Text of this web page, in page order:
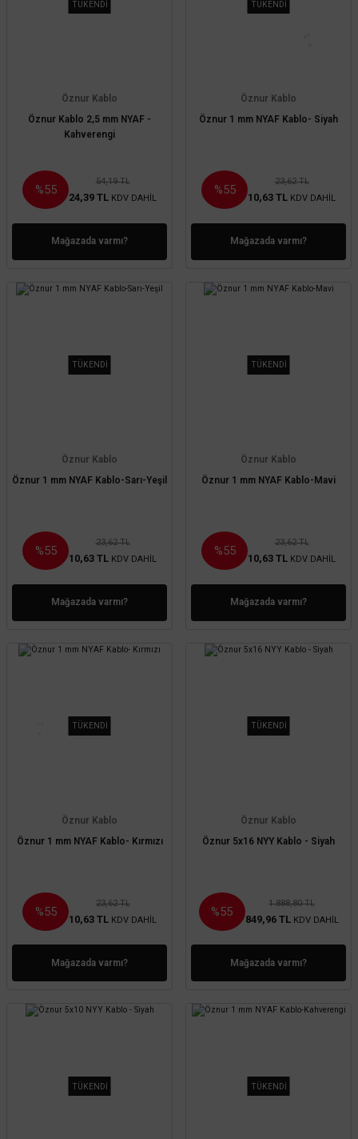
TÜKENDİ
Öznur Kablo
Öznur Kablo 2,5 mm NYAF -
Kahverengi
%55
54,19 TL
24,39 TL KDV DAHİL
Mağazada varmı?
TÜKENDİ
Öznur Kablo
Öznur 1 mm NYAF Kablo- Siyah
%55
23,62 TL
10,63 TL KDV DAHİL
Mağazada varmı?
TÜKENDİ
Öznur Kablo
Öznur 1 mm NYAF Kablo-Sarı-Yeşil
%55
23,62 TL
10,63 TL KDV DAHİL
Mağazada varmı?
TÜKENDİ
Öznur Kablo
Öznur 1 mm NYAF Kablo-Mavi
%55
23,62 TL
10,63 TL KDV DAHİL
Mağazada varmı?
TÜKENDİ
Öznur Kablo
Öznur 1 mm NYAF Kablo- Kırmızı
%55
23,62 TL
10,63 TL KDV DAHİL
Mağazada varmı?
TÜKENDİ
Öznur Kablo
Öznur 5x16 NYY Kablo - Siyah
%55
1.888,80 TL
849,96 TL KDV DAHİL
Mağazada varmı?
TÜKENDİ TÜKENDİ